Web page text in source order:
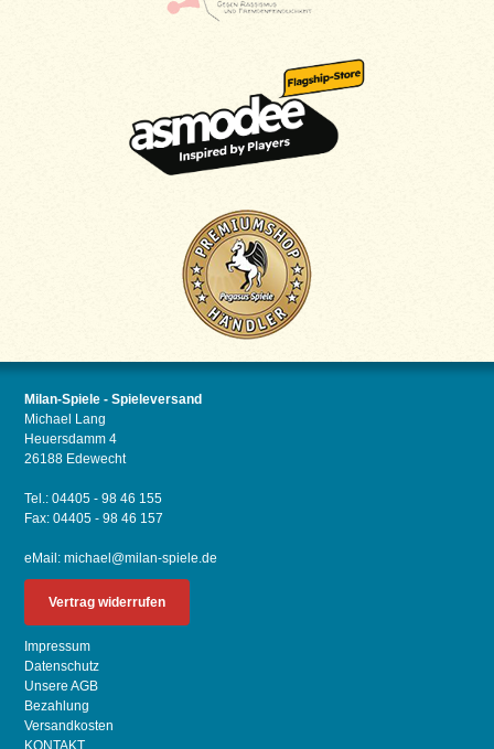
Milan-Spiele - Spieleversand
Michael Lang
Heuersdamm 4
26188 Edewecht
Tel.: 04405 - 98 46 155
Fax: 04405 - 98 46 157
eMail:michael@milan-spiele.de
Vertrag widerrufen
Impressum
Datenschutz
Unsere AGB
Bezahlung
Versandkosten
KONTAKT